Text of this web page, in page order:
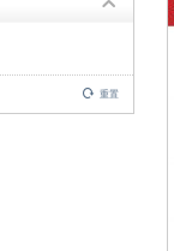
重置